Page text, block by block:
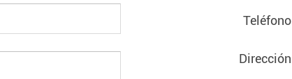
Teléfono
Dirección